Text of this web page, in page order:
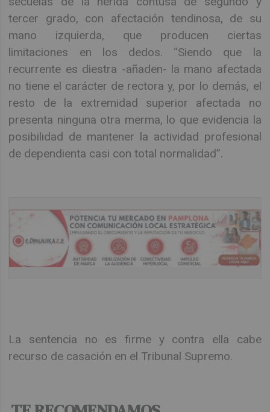
tercer grado, con afectación tendinosa, de su
mano izquierda, que producen ciertas
limitaciones en los dedos. “Siendo que la
recurrente es diestra -añaden- la mano afectada
no tiene el carácter de rectora y, por lo demás, el
resto de la extremidad superior afectada no
presenta ninguna otra merma, lo que evidencia la
posibilidad de mantener la actividad profesional
de dependienta casi con total normalidad”.
La sentencia no es firme y contra ella cabe
recurso de casación en el Tribunal Supremo.